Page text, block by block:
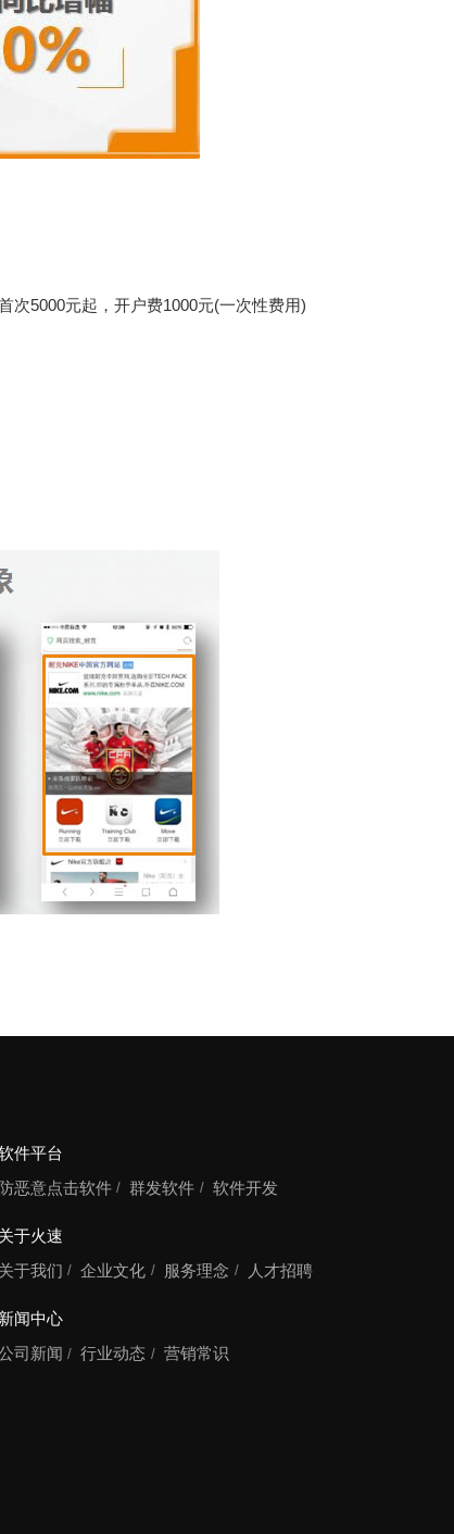
5000元起，开户费1000元(一次性费用)
件平台
防恶意点击软件
群发软件 软件开发
关于火速
关于我们
企业文化 服务理念 人才招聘
新闻中心
司新闻
行业动态 营销常识